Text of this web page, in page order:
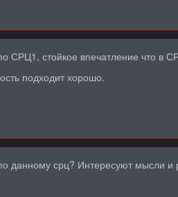
СРЦ1, стойкое впечатление что в
подходит хорошо.
данному срц? Интересуют мысли